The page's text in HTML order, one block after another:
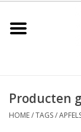
Machines &
Chocolade &
Hygiëne & opslag
Producten
HOME/TAGS/